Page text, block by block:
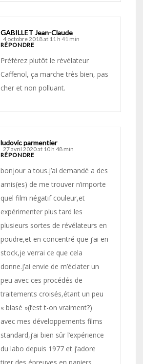
GABILLET Jean-Claude
4 octobre 2018 at 11 h 41 min
RÉPONDRE
Préférez plutôt le révélateur
Caffenol, ça marche très bien, pas
cher et non polluant.
ludovic parmentier
27 avril 2020 at 10 h 48 min
RÉPONDRE
bonjour a tous.j’ai demandé a des
amis(es) de me trouver n’importe
quel film négatif couleur,et
expérimenter plus tard les
plusieurs sortes de révélateurs en
poudre,et en concentré que j’ai en
stock,je verrai ce que cela
donne.j’ai envie de m’éclater un
peu avec ces procédés de
traitements croisés,étant un peu
« blasé »(l’est t-on vraiment?)
avec mes développements films
standard,j’ai bien sûr l’expérience
du labo depuis 1977 et j’adore